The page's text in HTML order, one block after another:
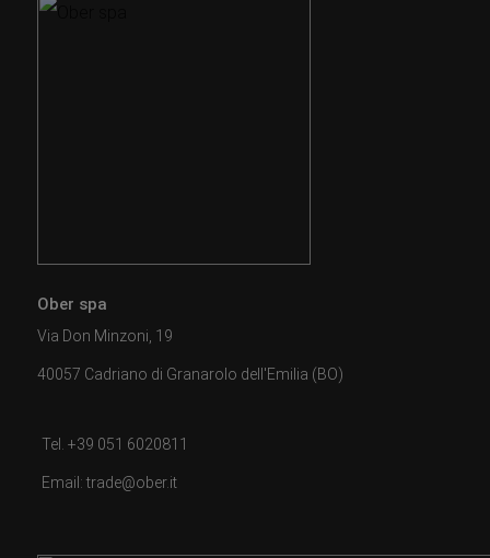
Ober spa
Via Don Minzoni, 19
40057 Cadriano di Granarolo dell'Emilia (BO)
Tel. +39 051 6020811
Email: trade@ober.it